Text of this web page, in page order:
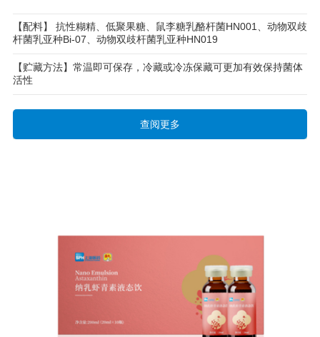
【配料】 抗性糊精、低聚果糖、鼠李糖乳酪杆菌HN001、动物双歧
杆菌乳亚种Bi-07、动物双歧杆菌乳亚种HN019
【贮藏方法】常温即可保存，冷藏或冷冻保藏可更加有效保持菌体
活性
查阅更多